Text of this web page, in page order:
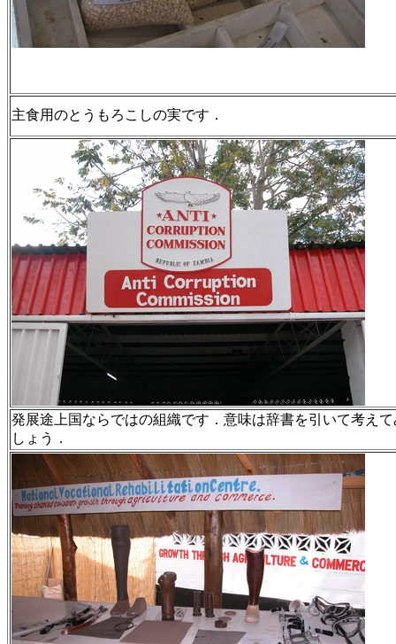
主食用のとうもろこしの実です．
発展途上国ならではの組織です．意味は辞書を引いて考え
しょう．